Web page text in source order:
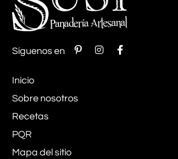
Síguenos en
Inicio
Sobre nosotros
Recetas
PQR
Mapa del sitio